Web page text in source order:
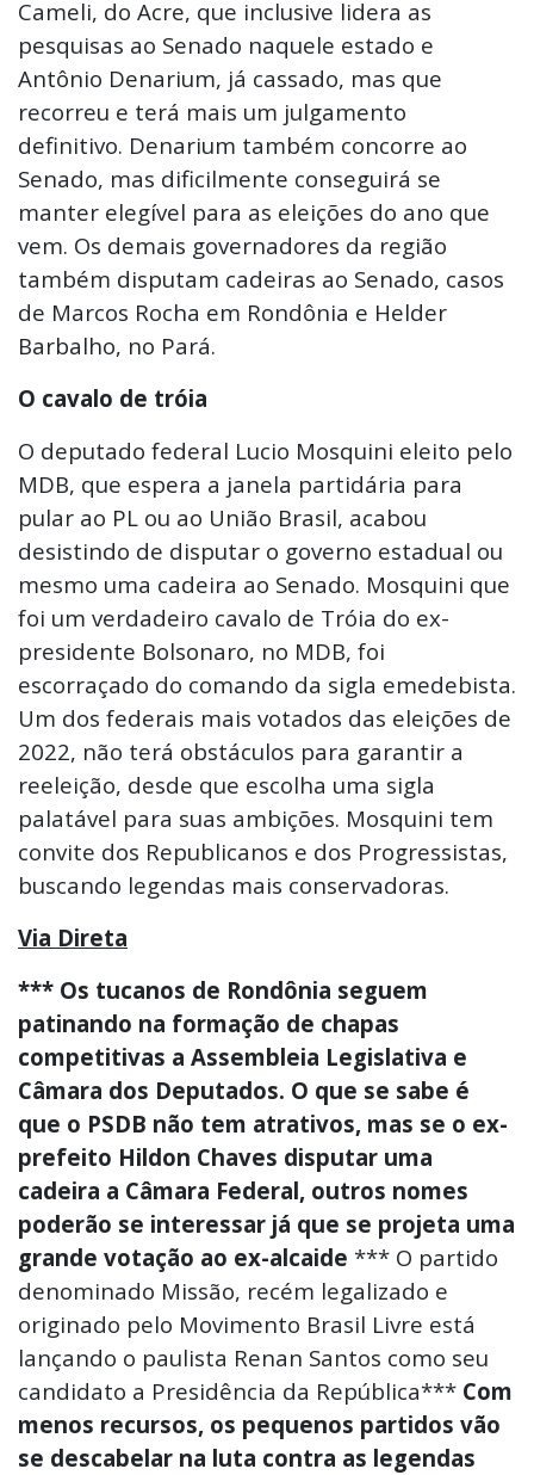
Cameli, do Acre, que inclusive lidera as
pesquisas ao Senado naquele estado e
Antônio Denarium, já cassado, mas que
recorreu e terá mais um julgamento
definitivo. Denarium também concorre ao
Senado, mas dificilmente conseguirá se
manter elegível para as eleições do ano que
vem. Os demais governadores da região
também disputam cadeiras ao Senado, casos
de Marcos Rocha em Rondônia e Helder
Barbalho, no Pará.
O cavalo de tróia
O deputado federal Lucio Mosquini eleito pelo
MDB, que espera a janela partidária para
pular ao PL ou ao União Brasil, acabou
desistindo de disputar o governo estadual ou
mesmo uma cadeira ao Senado. Mosquini que
foi um verdadeiro cavalo de Tróia do ex-
presidente Bolsonaro, no MDB, foi
escorraçado do comando da sigla emedebista.
Um dos federais mais votados das eleições de
2022, não terá obstáculos para garantir a
reeleição, desde que escolha uma sigla
palatável para suas ambições. Mosquini tem
convite dos Republicanos e dos Progressistas,
buscando legendas mais conservadoras.
Via Direta
*** Os tucanos de Rondônia seguem
patinando na formação de chapas
competitivas a Assembleia Legislativa e
Câmara dos Deputados. O que se sabe é
que o PSDB não tem atrativos, mas se o ex-
prefeito Hildon Chaves disputar uma
cadeira a Câmara Federal, outros nomes
poderão se interessar já que se projeta uma
grande votação ao ex-alcaide *** O partido
denominado Missão, recém legalizado e
originado pelo Movimento Brasil Livre está
lançando o paulista Renan Santos como seu
candidato a Presidência da República*** Com
menos recursos, os pequenos partidos vão
se descabelar na luta contra as legendas